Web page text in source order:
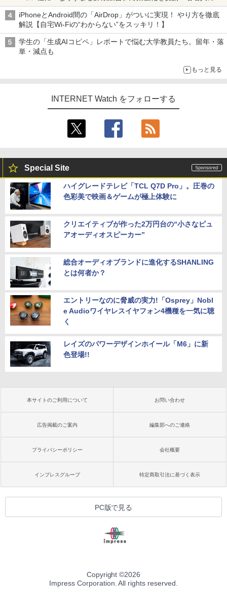
真や映像を使った投資詐欺などへの対策として
iPhoneとAndroid間の「AirDrop」がついに実現！ やり方を徹底
解説【自宅Wi-Fiの“わからない”をスッキリ！】
学生の「生成AIコピペ」レポートで悩む大学教員たち。留年・落
単・減点も
もっと見る
INTERNET Watch をフォローする
Special Site
ハイグレードテレビ「TCL Q7D Pro」。圧巻の
色彩美で映画＆ゲームが極上体験に
クリエイティブが作った2万円台の“小さなピュ
アオーディオスピーカー”
総合オーディオブランドに進化するSHANLING
とは何者か？
エントリーなのに脅威の実力!「Osprey」Nobl
e Audioワイヤレスイヤフォン4機種を一気に聴
く
レイズのパワーデザインホイール「M6」に新
色登場!!
本サイトのご利用について お問い合わせ
広告掲載のご案内 編集部へのご連絡
プライバシーポリシー 会社概要
インプレスグループ 特定商取引法に基づく表示
PC版で見る
Copyright ©2026
Impress Corporation. All rights reserved.